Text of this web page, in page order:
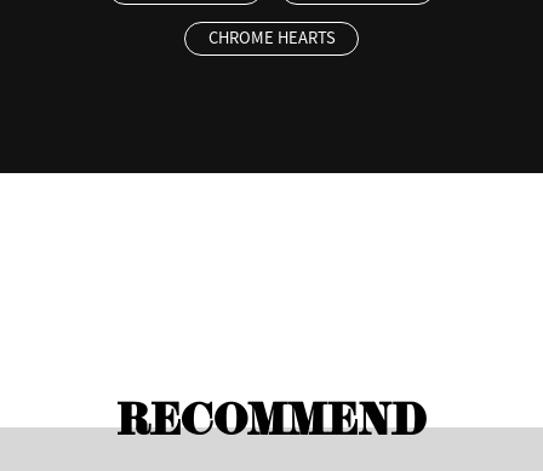
CHROME HEARTS
RECOMMEND